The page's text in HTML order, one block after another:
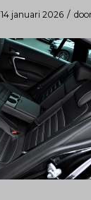
14 januari 2026 /